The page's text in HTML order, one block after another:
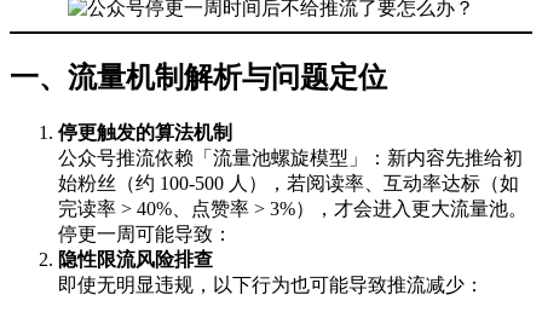
一、流量机制解析与问题定位
停更触发的算法机制
公众号推流依赖「流量池螺旋模型」：新内容先推给初
始粉丝（约 100-500 人），若阅读率、互动率达标（如
完读率 > 40%、点赞率 > 3%），才会进入更大流量池。
停更一周可能导致：
隐性限流风险排查
即使无明显违规，以下行为也可能导致推流减少：